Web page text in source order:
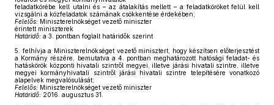
feladatkörébe kell utalni és – az átalakítás mellett – a feladatköröket felül kell
vizsgálni a közfeladatok számának csökkentése érdekében;
Felelős: Miniszterelnökséget vezető miniszter
érintett miniszterek
Határidő: a 3. pontban foglalt határidők szerint
5.
felhívja a Miniszterelnökséget vezető minisztert, hogy készítsen előterjesztést
a Kormány részére, bemutatva a 4. pontban meghatározott hatósági feladat- és
hatáskörök központi hivatali szintről megyei, illetve járási hivatali szintre, illetve
megyei kormányhivatali szintről járási hivatali szintre telepítésére vonatkozó
alapelvek megvalósulását;
Felelős: Miniszterelnökséget vezető miniszter
Határidő: 2016. augusztus 31.